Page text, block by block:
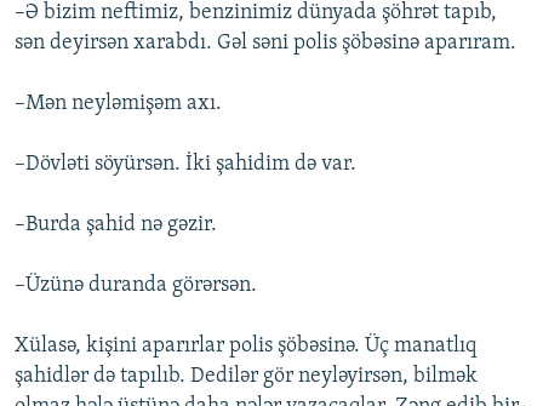
–Ə bizim neftimiz, benzinimiz dünyada şöhrət tapıb,
sən deyirsən xarabdı. Gəl səni polis şöbəsinə aparıram.
–Mən neyləmişəm axı.
–Dövləti söyürsən. İki şahidim də var.
–Burda şahid nə gəzir.
–Üzünə duranda görərsən.
Xülasə, kişini aparırlar polis şöbəsinə. Üç manatlıq
şahidlər də tapılıb. Dedilər gör neyləyirsən, bilmək